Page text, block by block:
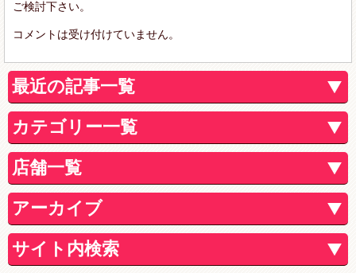
ご検討下さい。
コメントは受け付けていません。
最近の記事一覧
カテゴリー一覧
店舗一覧
アーカイブ
サイト内検索